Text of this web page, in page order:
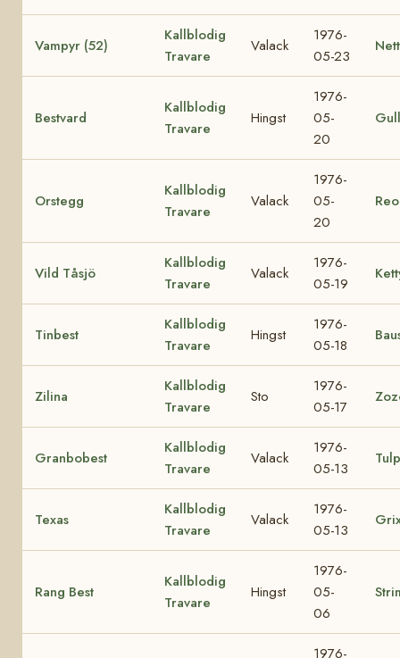
Vampyr (52)
Kallblodig
Travare
Valack
1976-
05-23
Bestvard
Kallblodig
Travare
Hingst
1976-
05-
20
Orstegg
Kallblodig
Travare
Valack
1976-
05-
20
Vild Tåsjö
Kallblodig
Travare
Valack
1976-
05-19
Tinbest
Kallblodig
Travare
Hingst
1976-
05-18
Zilina
Kallblodig
Travare
Sto
1976-
05-17
Granbobest
Kallblodig
Travare
Valack
1976-
05-13
Texas
Kallblodig
Travare
Valack
1976-
05-13
Rang Best
Kallblodig
Travare
Hingst
1976-
05-
06
1976-